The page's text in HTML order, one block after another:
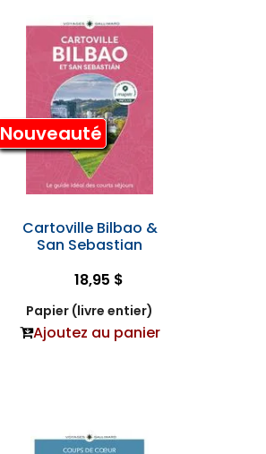
Nouveauté
Cartoville Bilbao &
San Sebastian
18,95 $
Papier (livre entier)
Ajoutez au panier